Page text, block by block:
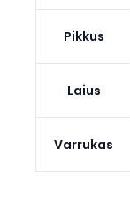
Pikkus
Laius
Varrukas